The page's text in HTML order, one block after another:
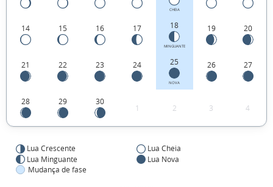
CHEIA
14 15 16 17 18
MINGUANTE
19 20
21 22 23 24 25
NOVA
26 27
28 29 30
1 2 3 4
Lua Crescente
Lua Cheia
Lua Minguante
Lua Nova
Mudança de fase